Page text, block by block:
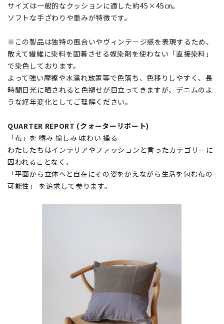
サイズは一般的なクッションに適した約45×45㎝。
ソフトな手ざわりや重みが特徴です。
※この製品は独特の風合いやヴィンテージ感を表現するため、
敢えて繊維に染料を固着させる媒染剤を使わない「直接染料」
で染色しております。
よって強い摩擦や水濡れ放置等で色落ち、色移りしやすく、長
時間日光に晒されると色褪せが目立ってきますが、デニムのよ
うな経年変化としてご理解ください。
QUARTER REPORT (クォーターリポート)
「布」を 嗜み 愉しみ 味わい 操る
わたしたちはインテリアやファッションと言ったカテゴリーに
囚われることなく、
「平面から立体へと自在にその姿をかえながら生活を包む布の
可能性」 を追求して参ります。